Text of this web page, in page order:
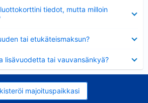
tiedot, mutta milloin
tai etukäteismaksun?
lisävuodetta tai vauvansänkyä?
majoituspaikkasi